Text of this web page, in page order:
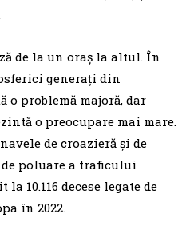
de la un oraș la altul. În
generați din
problemă majoră, dar
o preocupare mai mare.
de croazieră și de
poluare a traficului
10.116 decese legate de
în 2022.